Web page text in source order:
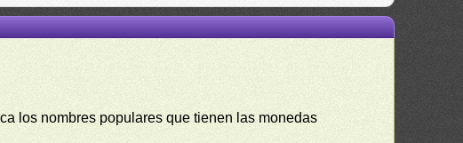
los nombres populares que tienen las monedas